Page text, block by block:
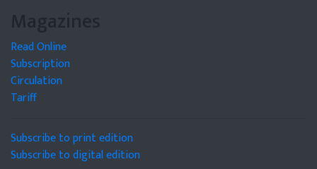
Magazines
Read Online
Subscription
Circulation
Tariff
Subscribe to print edition
Subscribe to digital edition